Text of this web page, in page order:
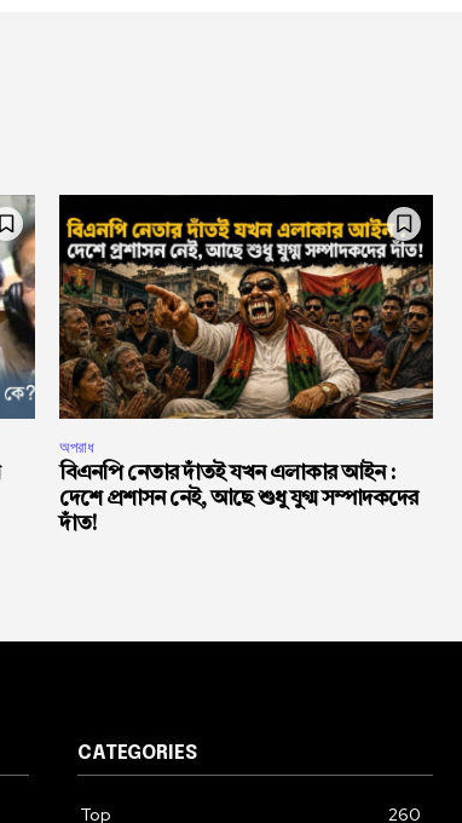
অপরাধ
বিএনপি নেতার দাঁতই যখন এলাকার আইন :
দেশে প্রশাসন নেই, আছে শুধু যুগ্ম সম্পাদকদের
দাঁত!
CATEGORIES
Top 260